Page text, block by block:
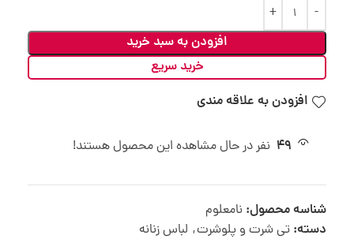
افزودن به سبد خرید
خرید سریع
افزودن به علاقه مندی
49 نفر در حال مشاهده این محصول هستند!
شناسه محصول: نامعلوم
دسته: تی شرت و پلوشرت, لباس زنانه